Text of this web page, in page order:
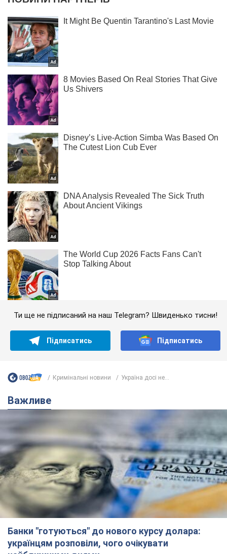
Ти ще не підписаний на наш Telegram? Швиденько тисни!
Підписатись Підписатись
Кримінальні новини Україна досі не...
Важливе
Банки "готуються" до нового курсу долара:
українцям розповіли, чого очікувати